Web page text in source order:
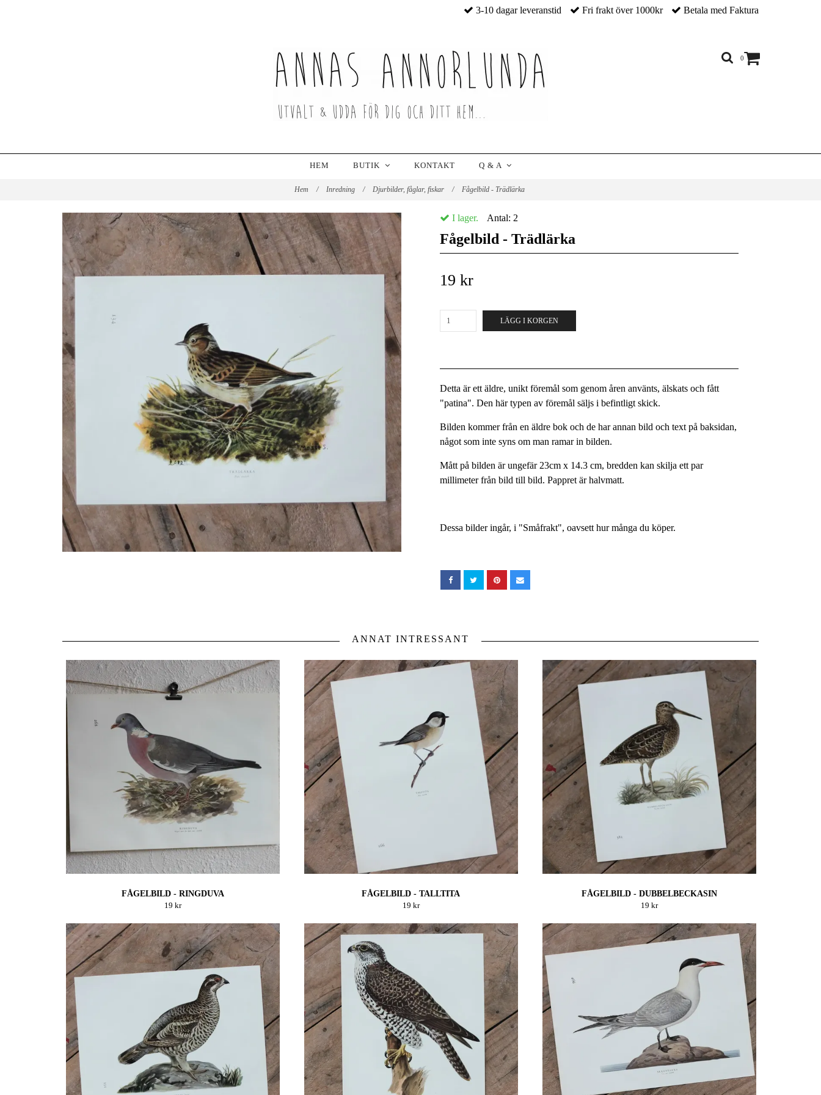
3-10 dagar leveranstid Fri frakt över 1000kr Betala med Faktura
0
HEM BUTIK KONTAKT Q & A
Hem / Inredning / Djurbilder, fåglar, fiskar / Fågelbild - Trädlärka
I lager. Antal: 2
Fågelbild - Trädlärka
19 kr
LÄGG I KORGEN
Detta är ett äldre, unikt föremål som genom åren använts, älskats och fått
"patina". Den här typen av föremål säljs i befintligt skick.
Bilden kommer från en äldre bok och de har annan bild och text på baksidan,
något som inte syns om man ramar in bilden.
Mått på bilden är ungefär 23cm x 14.3 cm, bredden kan skilja ett par
millimeter från bild till bild. Pappret är halvmatt.
Dessa bilder ingår, i "Småfrakt", oavsett hur många du köper.
ANNAT INTRESSANT
FÅGELBILD - RINGDUVA
19 kr
FÅGELBILD - TALLTITA
19 kr
FÅGELBILD - DUBBELBECKASIN
19 kr